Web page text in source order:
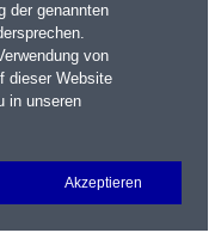
Login
der genannten
von
dieser Website
in unseren
Akzeptieren